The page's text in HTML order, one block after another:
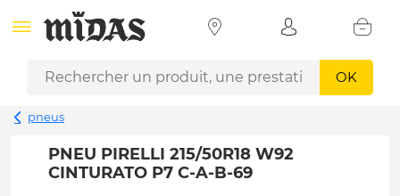
OK
pneus
PNEU PIRELLI 215/50R18 W92
CINTURATO P7 C-A-B-69